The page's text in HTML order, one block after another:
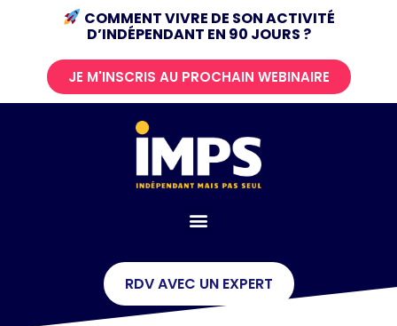
COMMENT VIVRE DE SON ACTIVITÉ
D’INDÉPENDANT EN 90 JOURS ?
JE M'INSCRIS AU PROCHAIN WEBINAIRE
RDV AVEC UN EXPERT